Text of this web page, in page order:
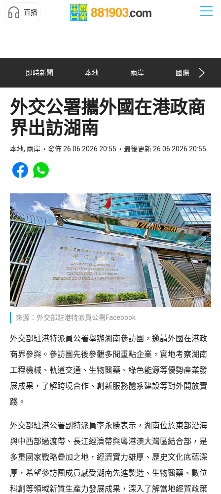
直播
即時新聞 本地 兩岸 國際
外交公署攜外國在港政商
界出訪湖南
本地, 兩岸 發佈 26.06.2026 20:55 最後更新 26.06.2026 20:55
Share to Facebook
Share to WhatsApp
來源：外交部駐港特派員公署Facebook
外交部駐港特派員公署舉辦湖南參訪團，邀請外國在港政
商界參與。參訪團先後參觀多間重點企業，實地考察湖南
工程機械、軌道交通、生物醫藥、綠色能源等優勢產業發
展成果，了解跨境合作、創新服務體系建設等對外開放實
踐。
外交部駐港公署副特派員李永勝表示，湖南位於東部沿海
與中西部過渡帶、長江經濟帶與粵港澳大灣區結合部，是
多重國家戰略疊加之地，經濟實力雄厚、歷史文化底蘊深
厚，希望參訪團成員感受湖南先進製造、生物醫藥、數位
科創等領域新質生產力發展成果，深入了解當地經貿政策